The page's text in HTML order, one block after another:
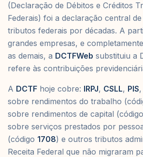
(Declaração de Débitos e Créditos
Federais) foi a declaração central
tributos federais por décadas. A
grandes empresas, e
as demais, a DCTFWeb substituiu a
refere às contribuições
A DCTF hoje cobre: IRPJ, CSLL, PIS,
sobre rendimentos do trabalho
sobre rendimentos de capital (código
sobre serviços prestados por
(código 1708) e outros tributos
Receita Federal que não migraram